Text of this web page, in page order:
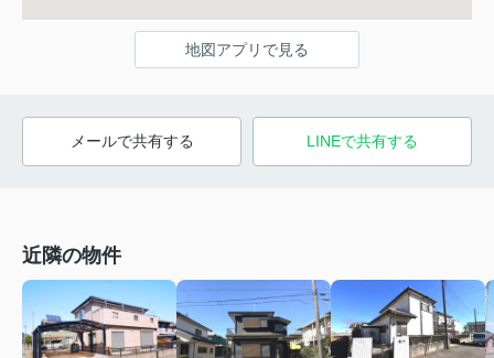
地図アプリで見る
メールで共有する LINEで共有する
近隣の物件